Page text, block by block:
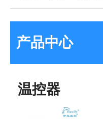
产品中心
温控器